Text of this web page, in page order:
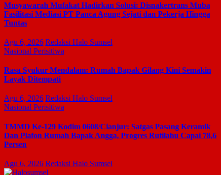
Musyawarah Mufakat Hadirkan Solusi: Disnakertrans Muba
Fasilitasi Mediasi PT Panca Agung Sejati dan Pekerja Hingga
Tuntas
Agu 6, 2026 Redaksi Halo Sumsel
Nasional Perisitiwa
Rasa Syukur Mendalam: Rumah Bapak Gilang Kini Semakin
Layak Ditempati
Agu 6, 2026 Redaksi Halo Sumsel
Nasional Perisitiwa
TMMD Ke-129 Kodim 0608/Cianjur: Satgas Pasang Keramik
Dan Plafon Rumah Bapak Angga, Progres Rutilahu Capai 78,6
Persen
Agu 6, 2026 Redaksi Halo Sumsel